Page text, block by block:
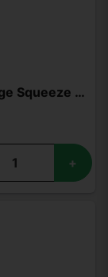
XQS Orange Squeeze Slim Strong
+